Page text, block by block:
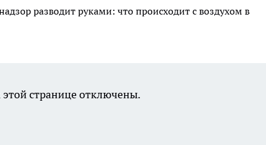
разводит руками: что происходит с воздухом в
странице отключены.